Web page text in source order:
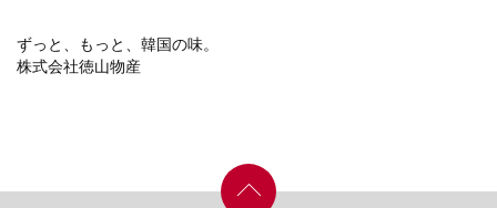
ずっと、もっと、韓国の味。
株式会社徳山物産